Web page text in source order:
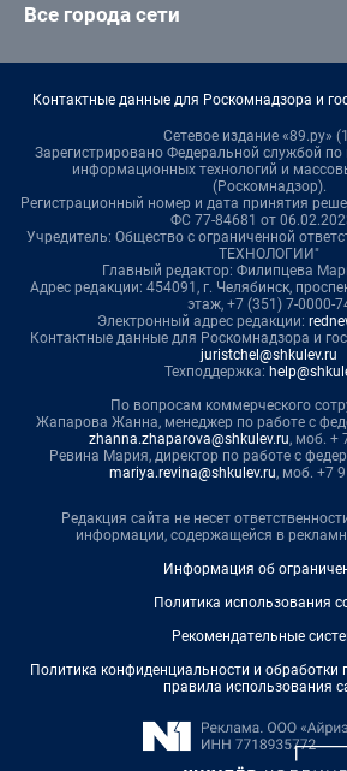
Все города сети
Контактные данные для Роскомнадзора и
Сетевое издание «89.ру»
Зарегистрировано Федеральной службой по
информационных технологий и
(Роскомнадзор).
Регистрационный номер и дата принятия
ФС 77-84681 от
Учредитель: Общество с ограниченной
ТЕХНОЛОГИИ"
Главный редактор: Филипцева
Адрес редакции: 454091, г. Челябинск,
этаж, +7 (351) 7-0000-
Электронный адрес редакции:
Контактные данные для Роскомнадзора и
juristchel@shkulev.ru
Техподдержка:
По вопросам коммерческого
Жапарова Жанна, менеджер по работе с
zhanna.zhaparova@shkulev.ru, моб. +
Ревина Мария, директор по работе с
mariya.revina@shkulev.ru, моб. +7
Редакция сайта не несет
информации, содержащейся в
Информация об
Политика использования
Рекомендательные
Политика конфиденциальности и обработки
правила использования